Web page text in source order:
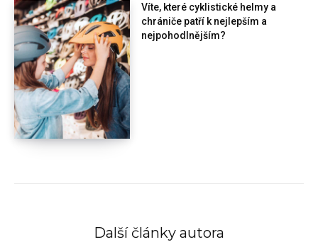
Víte, které cyklistické helmy a
chrániče patří k nejlepším a
nejpohodlnějším?
Další články autora